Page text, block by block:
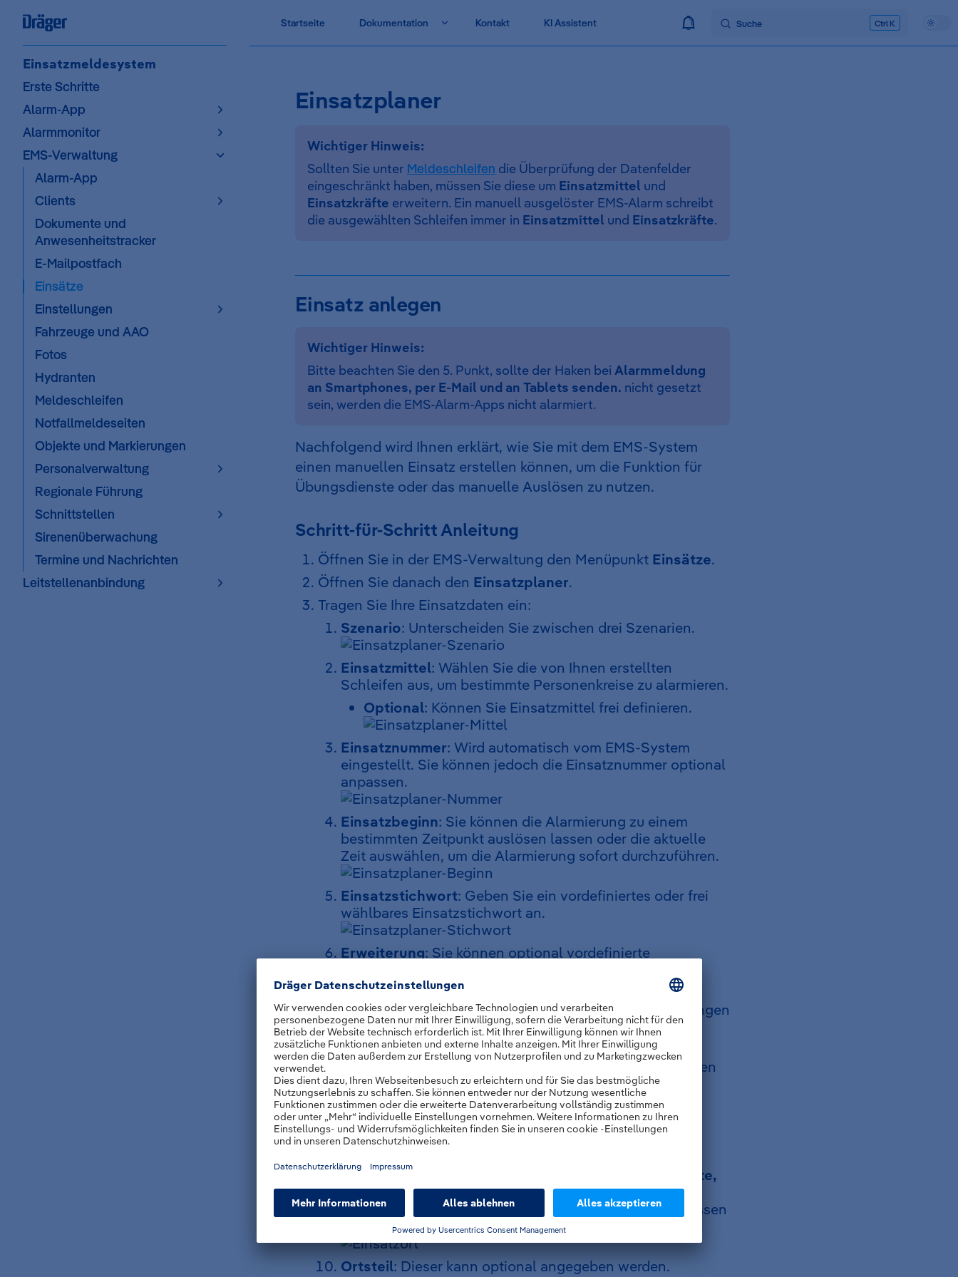
Skip to content Startseite Dokumentation Kontakt KI Assistent Suche K
Sidebar Navigation
Einsatzmeldesystem
Erste Schritte
Alarm-App
Alarmmonitor
EMS-Verwaltung
Alarm-App
Clients
Dokumente und
Anwesenheitstracker
E-Mailpostfach
Einsätze
Einstellungen
Fahrzeuge und AAO
Fotos
Hydranten
Meldeschleifen
Notfallmeldeseiten
Objekte und Markierungen
Personalverwaltung
Regionale Führung
Schnittstellen
Sirenenüberwachung
Termine und Nachrichten
Leitstellenanbindung
Einsatzplaner
Wichtiger Hinweis:
Sollten Sie unter Meldeschleifen die Überprüfung der Datenfelder
eingeschränkt haben, müssen Sie diese um Einsatzmittel und
Einsatzkräfte erweitern. Ein manuell ausgelöster EMS-Alarm schreibt
die ausgewählten Schleifen immer in Einsatzmittel und Einsatzkräfte.
Einsatz anlegen
Wichtiger Hinweis:
Bitte beachten Sie den 5. Punkt, sollte der Haken bei Alarmmeldung
an Smartphones, per E-Mail und an Tablets senden. nicht gesetzt
sein, werden die EMS-Alarm-Apps nicht alarmiert.
Nachfolgend wird Ihnen erklärt, wie Sie mit dem EMS-System
einen manuellen Einsatz erstellen können, um die Funktion für
Übungsdienste oder das manuelle Auslösen zu nutzen.
Schritt-für-Schritt Anleitung
Öffnen Sie in der EMS-Verwaltung den Menüpunkt Einsätze.
Öffnen Sie danach den Einsatzplaner.
Tragen Sie Ihre Einsatzdaten ein:
Szenario: Unterscheiden Sie zwischen drei Szenarien.
Einsatzmittel: Wählen Sie die von Ihnen erstellten
Schleifen aus, um bestimmte Personenkreise zu alarmieren.
Optional: Können Sie Einsatzmittel frei definieren.
Einsatznummer: Wird automatisch vom EMS-System
eingestellt. Sie können jedoch die Einsatznummer optional
anpassen.
Einsatzbeginn: Sie können die Alarmierung zu einem
bestimmten Zeitpunkt auslösen lassen oder die aktuelle
Zeit auswählen, um die Alarmierung sofort durchzuführen.
Einsatzstichwort: Geben Sie ein vordefiniertes oder frei
wählbares Einsatzstichwort an.
Erweiterung: Sie können optional vordefinierte
Ergänzung: Sie können optional vordefinierte Ergänzungen
zum Einsatzstichwort angeben.
Einsatzinformationen
: Sie können weitere Informationen
zum Sachverhalt angeben, um in der Alarm-App
zusätzliche Hinweise zu liefern (z. B. Anrufer Herr
Mustermann).
markieren, sodass die Felder
Nord- und Ost-Koordinate,
Straße, Hausnummer, Einsatzortautomatisch gesetzt
werden. Sollten Sie die Adresse manuell eingeben, müssen
Sie auch die Koordinaten manuell setzen.
Ortsteil: Dieser kann optional angegeben werden.